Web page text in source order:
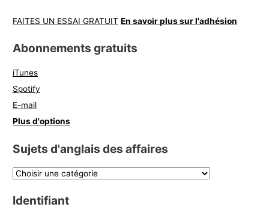
FAITES UN ESSAI GRATUIT En savoir plus sur l'adhésion
Abonnements gratuits
iTunes
Spotify
E-mail
Plus d'options
Sujets d'anglais des affaires
Identifiant